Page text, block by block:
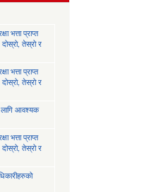
भत्ता प्राप्त
तेस्रो र
भत्ता प्राप्त
तेस्रो र
लागि आवश्यक
भत्ता प्राप्त
तेस्रो र